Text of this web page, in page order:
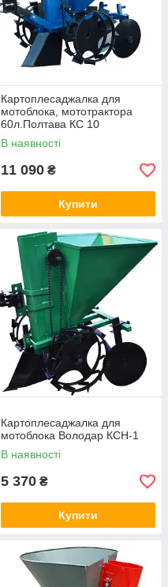
Картоплесаджалка для
мотоблока, мототрактора
60л.Полтава КС 10
В наявності
11 090 ₴
Купити
Картоплесаджалка для
мотоблока Володар КСН-1
В наявності
5 370 ₴
Купити